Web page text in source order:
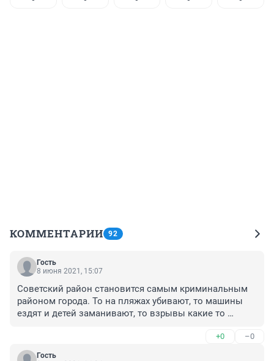
КОММЕНТАРИИ 92
Гость
8 июня 2021, 15:07
Советский район становится самым криминальным
районом города. То на пляжах убивают, то машины
ездят и детей заманивают, то взрывы какие то
то самоубийства в общежитиях НГУ... Власти города и
области не хотят обратить на это внимание? Как
+0 –0
Гость